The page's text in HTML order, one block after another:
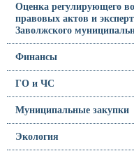
Оценка регулирующего
правовых актов и
Заволжского
Финансы
ГО и ЧС
Муниципальные закупки
Экология